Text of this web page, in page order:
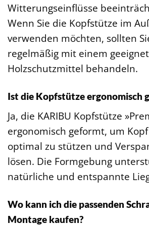
Witterungseinflüsse
Wenn Sie die Kopfstütze im
verwenden möchten, sollten
regelmäßig mit einem
Holzschutzmittel behandeln.
Ist die Kopfstütze ergonomisch
Ja, die KARIBU Kopfstütze
ergonomisch geformt, um
optimal zu stützen und
lösen. Die Formgebung
natürliche und entspannte
Wo kann ich die passenden
Montage kaufen?